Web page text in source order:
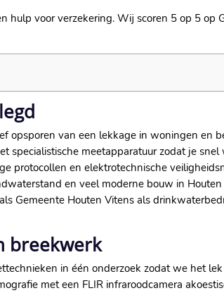
hulp voor verzekering. Wij scoren 5 op 5 op
opsporen van een lekkage in woningen en
specialistische meetapparatuur zodat je
protocollen en elektrotechnische
en veel moderne bouw in
Gemeente Houten Vitens als
breekwerk
in één onderzoek zodat we het
met een FLIR infraroodcamera